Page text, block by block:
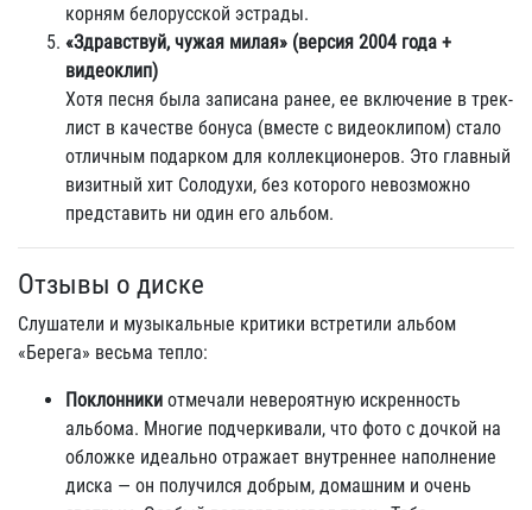
корням белорусской эстрады.
«Здравствуй, чужая милая» (версия 2004 года +
видеоклип)
Хотя песня была записана ранее, ее включение в трек-
лист в качестве бонуса (вместе с видеоклипом) стало
отличным подарком для коллекционеров. Это главный
визитный хит Солодухи, без которого невозможно
представить ни один его альбом.
Отзывы о диске
Слушатели и музыкальные критики встретили альбом
«Берега» весьма тепло:
Поклонники отмечали невероятную искренность
альбома. Многие подчеркивали, что фото с дочкой на
обложке идеально отражает внутреннее наполнение
диска — он получился добрым, домашним и очень